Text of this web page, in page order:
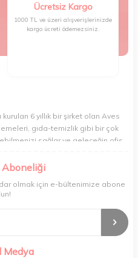
Ücretsiz Kargo
1000 TL ve üzeri alışverişlerinizde
kargo ücreti ödemezsiniz.
6 yıllık bir şirket olan Aves
gıda-temizlik gibi bir çok
sağlar ve geleceğin ofis
yüksek kalitedeki ürünleriyle
bir süratle tanıştıran Aves ,
daha profesyonel bir hâle
Aboneliği
olmak için e-bültenimize abone
Medya